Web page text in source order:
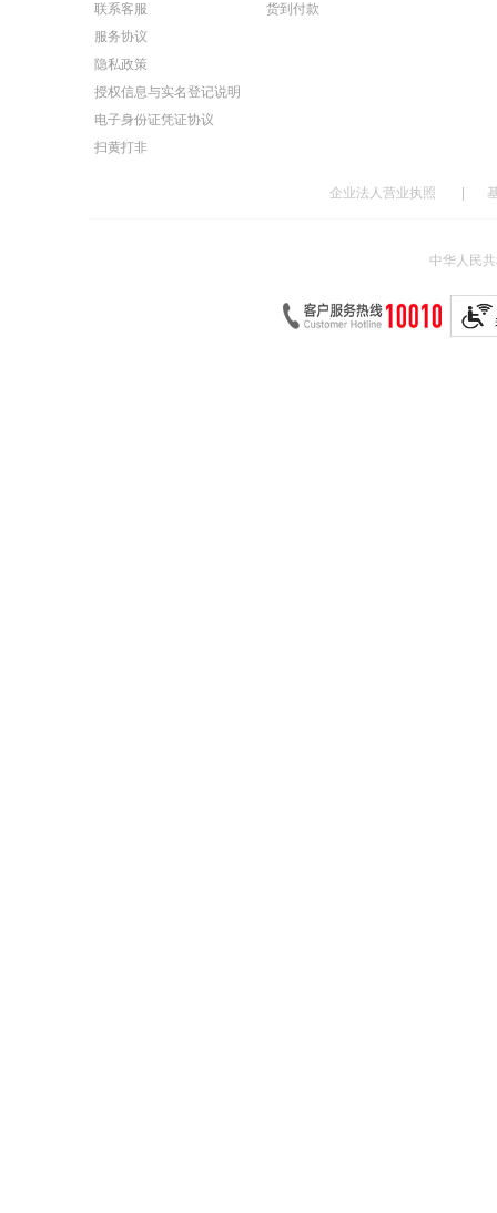
联系客服
服务协议
隐私政策
授权信息与实名登记说明
电子身份证凭证协议
扫黄打非
货到付款
企业法人营业执照
中华人民